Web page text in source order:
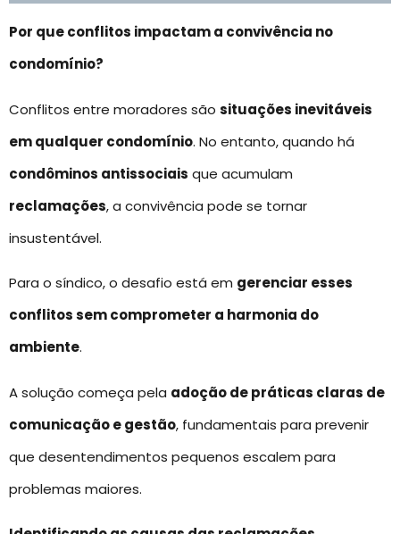
Por que conflitos impactam a convivência no
condomínio?
Conflitos entre moradores são situações inevitáveis
em qualquer condomínio. No entanto, quando há
condôminos antissociais que acumulam
reclamações, a convivência pode se tornar
insustentável.
Para o síndico, o desafio está em gerenciar esses
conflitos sem comprometer a harmonia do
ambiente.
A solução começa pela adoção de práticas claras de
comunicação e gestão, fundamentais para prevenir
que desentendimentos pequenos escalem para
problemas maiores.